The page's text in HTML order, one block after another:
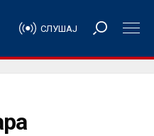
СЛУШАЈ